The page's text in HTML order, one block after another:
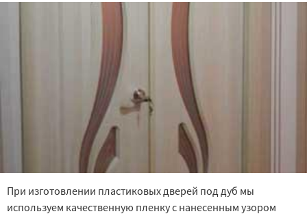
При изготовлении пластиковых дверей под дуб мы
используем качественную пленку с нанесенным узором